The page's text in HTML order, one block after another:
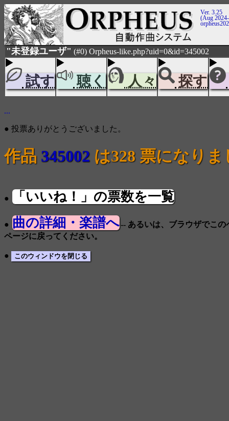
Ver. 3.25
(Aug
"未登録ユーザ" (#0) Orpheus-like.php?uid=0&id=345002
試す 聴く 人々 探す
...
● 投票ありがとうございました。
作品 345002 は328 票になりま
● 「いいね！」の票数を一覧
● 曲の詳細・楽譜へ-- あるいは、ブラウザでこ
ページに戻ってください。
●